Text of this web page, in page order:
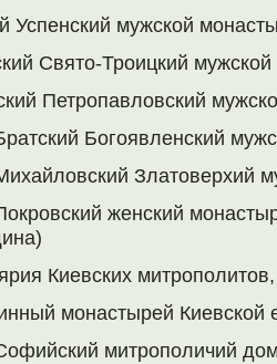
Успенский мужской
Свято-Троицкий
Петропавловский
Богоявленский
Златоверхий
женский
Киевских
монастырей Киевской
митрополичий